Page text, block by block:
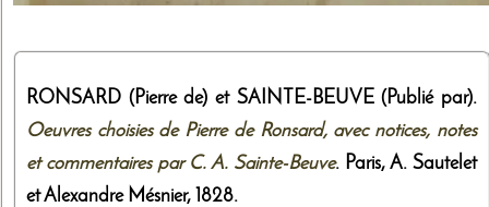
RONSARD (Pierre de) et SAINTE-BEUVE (Publié par).
Oeuvres choisies de Pierre de Ronsard, avec notices, notes
et commentaires par C. A. Sainte-Beuve. Paris, A. Sautelet
et Alexandre Mésnier, 1828.